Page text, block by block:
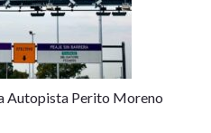
Autopista Perito Moreno